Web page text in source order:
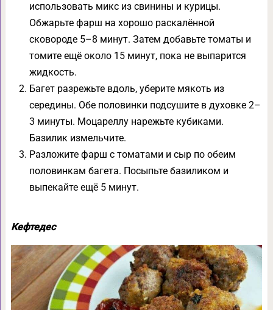
использовать микс из свинины и курицы.
Обжарьте фарш на хорошо раскалённой
сковороде 5–8 минут. Затем добавьте томаты и
томите ещё около 15 минут, пока не выпарится
жидкость.
Багет разрежьте вдоль, уберите мякоть из
середины. Обе половинки подсушите в духовке 2–
3 минуты. Моцареллу нарежьте кубиками.
Базилик измельчите.
Разложите фарш с томатами и сыр по обеим
половинкам багета. Посыпьте базиликом и
выпекайте ещё 5 минут.
Кефтедес